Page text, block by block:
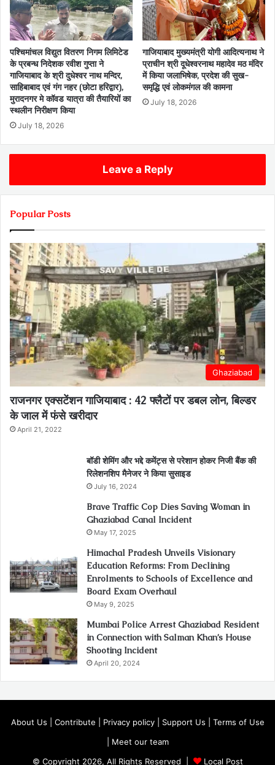
पश्चिमांचल विद्युत वितरण निगम लिमिटेड
के प्रबन्ध निदेशक रवीश गुप्ता ने
गाजियाबाद के श्री दुधेश्वर नाथ मन्दिर,
साहिबाबाद एवं गंग नहर (छोटा हरिद्वार),
मुरादनगर मे कॉवड यात्रा की तैयारियों का
स्थलीन निरीक्षण किया
July 18, 2026
गाजियाबाद मुख्यमंत्री योगी आदित्यनाथ ने
प्राचीन श्री दूधेश्वरनाथ महादेव मठ मंदिर
में किया जलाभिषेक, प्रदेश की सुख-
समृद्धि एवं लोकमंगल की कामना
July 18, 2026
Leave a Reply
Popular Posts
Ghaziabad
राजनगर एक्सटेंशन गाजियाबाद : 42 फ्लैटों पर डबल लोन, बिल्डर
के जाल में फंसे खरीदार
April 21, 2022
बॉडी शेमिंग और भद्दे कमेंट्स से परेशान होकर निजी बैंक की
रिलेशनशिप मैनेजर ने किया सुसाइड
July 16, 2024
Brave Traffic Cop Dies Saving Woman in
Ghaziabad Canal Incident
May 17, 2025
Himachal Pradesh Unveils Visionary
Education Reforms: From Declining
Enrolments to Schools of Excellence and
Board Exam Overhaul
May 9, 2025
Mumbai Police Arrest Ghaziabad Resident
in Connection with Salman Khan’s House
Shooting Incident
April 20, 2024
About Us Contribute Privacy policy| Support Us
Terms of Use
Meet our team
© Copyright 2026, All Rights Reserved |
Local Post